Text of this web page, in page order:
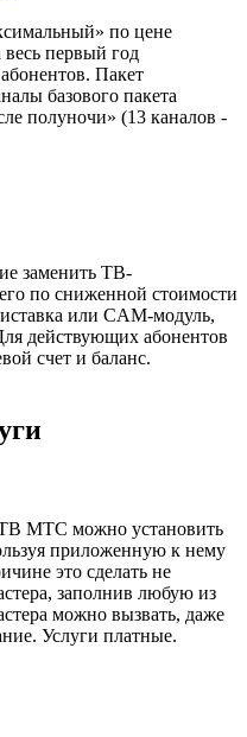
по цене
весь первый год
Пакет
базового пакета
полуночи» (13 каналов -
заменить ТВ-
по сниженной стоимости
или CAM-модуль,
действующих абонентов
счет и баланс.
ТВ МТС можно установить
приложенную к нему
это сделать не
заполнив любую из
можно вызвать, даже
Услуги платные.